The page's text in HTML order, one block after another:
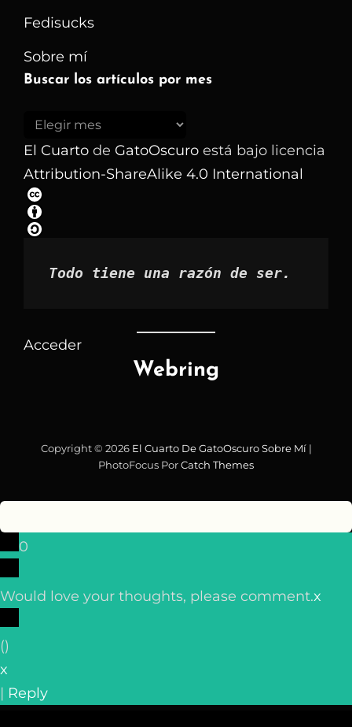
Fedisucks
Sobre mí
Buscar los artículos por mes
Buscar
los
artículos
por
mes
El Cuarto de GatoOscuro está bajo licencia
Attribution-ShareAlike 4.0 International
Todo tiene una razón de ser.
Acceder
Webring
Copyright © 2026 El Cuarto De GatoOscuro Sobre Mí|
PhotoFocus PorCatch Themes
0
Would love your thoughts, please comment.x
()
x
| Reply